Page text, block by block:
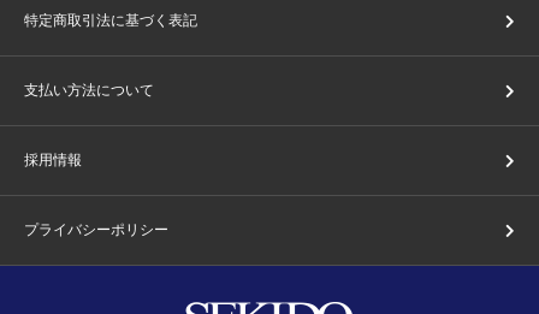
特定商取引法に基づく表記
支払い方法について
採用情報
プライバシーポリシー